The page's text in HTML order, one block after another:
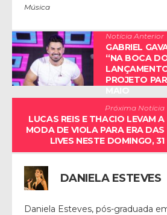
Música
Notícia Anterior
GABRIEL
“NA BOCA
PROJETO
Próxima Notícia
LUCAS REIS E THACIO LEVAM A
MODA DE VIOLA PARA ERA DAS
LIVES NESTE DOMINGO, 31
DANIELA ESTEVES
Daniela Esteves, pós-graduada